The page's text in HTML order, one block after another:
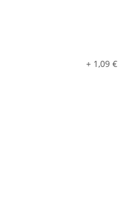
+ 1,09 €